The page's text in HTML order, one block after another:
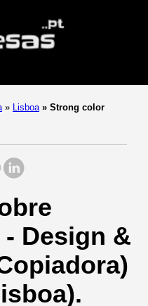
» Lisboa » Strong color
Design &